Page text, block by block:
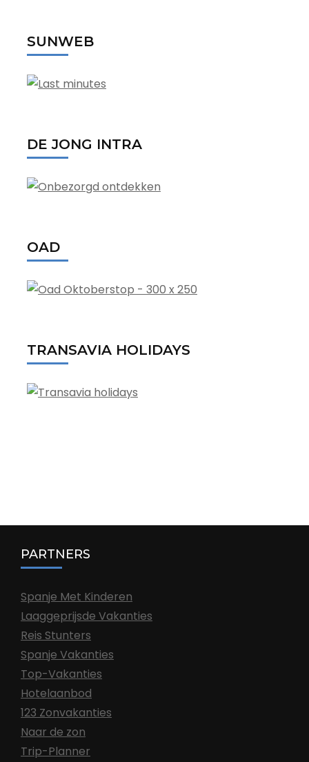
SUNWEB
DE JONG INTRA
OAD
TRANSAVIA HOLIDAYS
PARTNERS
Spanje Met Kinderen
Laaggeprijsde Vakanties
Reis Stunters
Spanje Vakanties
Top-Vakanties
Hotelaanbod
123 Zonvakanties
Naar de zon
Trip-Planner